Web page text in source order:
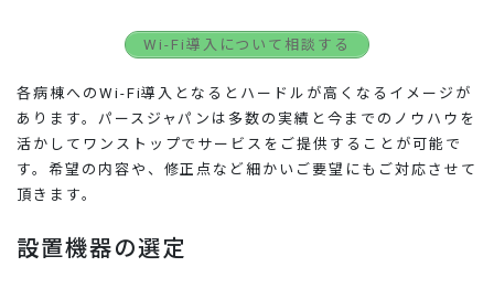
Wi-Fi導入について相談する
各病棟へのWi-Fi導入となるとハードルが高くなるイメージが
あります。パースジャパンは多数の実績と今までのノウハウを
活かしてワンストップでサービスをご提供することが可能で
す。希望の内容や、修正点など細かいご要望にもご対応させて
頂きます。
設置機器の選定